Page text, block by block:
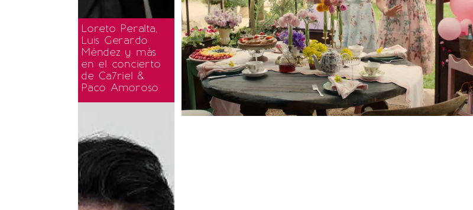
Loreto Peralta,
Luis Gerardo
Méndez y más
en el concierto
de Ca7riel &
Paco Amoroso